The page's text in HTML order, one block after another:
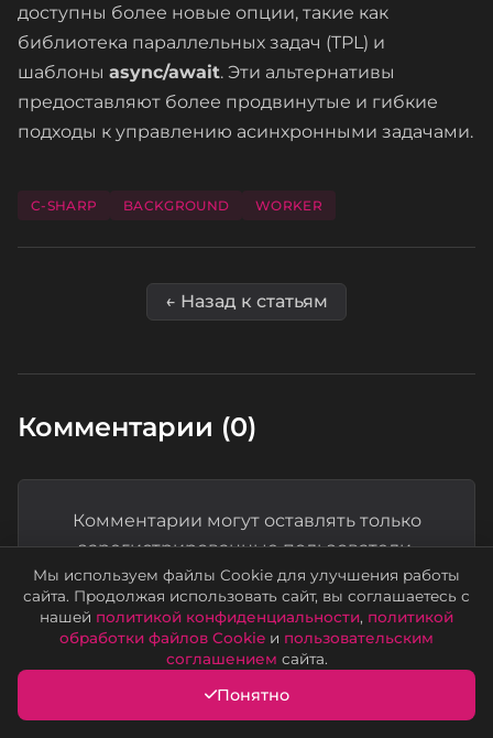
доступны более новые опции, такие как
библиотека параллельных задач (TPL) и
шаблоны async/await. Эти альтернативы
предоставляют более продвинутые и гибкие
подходы к управлению асинхронными задачами.
C-SHARP BACKGROUND WORKER
← Назад к статьям
Комментарии (0)
Комментарии могут оставлять только
зарегистрированные пользователи.
Войти Регистрация
Мы используем файлы Cookie для улучшения работы
сайта. Продолжая использовать сайт, вы соглашаетесь с
нашей политикой конфиденциальности, политикой
обработки файлов Cookie и пользовательским
соглашением сайта.
Понятно